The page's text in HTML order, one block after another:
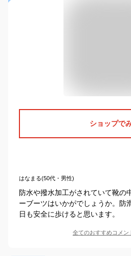
ショップで
はなまる(50代・男性)
防水や撥水加工がされていて靴の
ーブーツはいかがでしょうか。防
日も安全に歩けると思います。
全てのおすすめコメン